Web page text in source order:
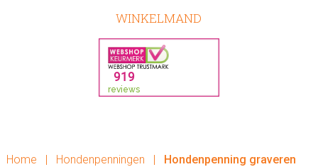
WINKELMAND
Home | Hondenpenningen |
Hondenpenning graveren